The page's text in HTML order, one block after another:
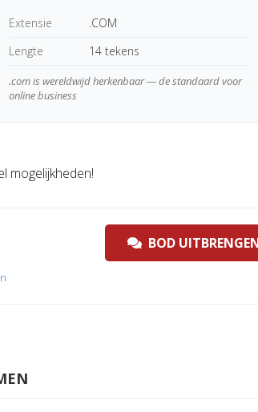
Extensie
.COM
Lengte
14 tekens
.com is wereldwijd herkenbaar — de standaard voor
online business
mogelijkheden!
BOD